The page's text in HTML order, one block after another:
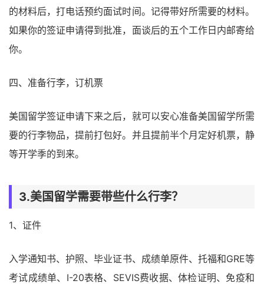
的材料后，打电话预约面试时间。记得带好所需要的材料。
如果你的签证申请得到批准，面谈后的五个工作日内邮寄给
你。
四、准备行李，订机票
美国留学签证申请下来之后，就可以安心准备美国留学所需
要的行李物品，提前打包好。并且提前半个月定好机票，静
等开学季的到来。
3.美国留学需要带些什么行李？
1、证件
入学通知书、护照、毕业证书、成绩单原件、托福和GRE等
考试成绩单、I-20表格、SEVIS费收据、体检证明、免疫和